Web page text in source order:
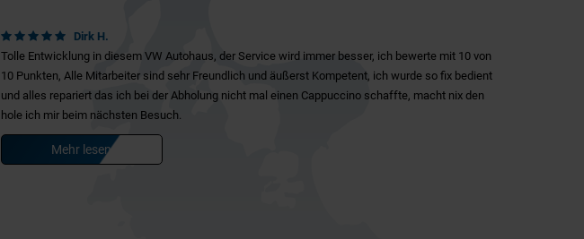
Dirk H.
Tolle Entwicklung in diesem VW Autohaus, der Service wird immer besser, ich bewerte mit 10 von
10 Punkten, Alle Mitarbeiter sind sehr Freundlich und äußerst Kompetent, ich wurde so fix bedient
und alles repariert das ich bei der Abholung nicht mal einen Cappuccino schaffte, macht nix den
hole ich mir beim nächsten Besuch.
Mehr lesen